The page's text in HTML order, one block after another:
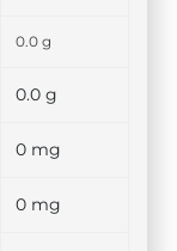
0.0 g
0.0 g
0 mg
0 mg